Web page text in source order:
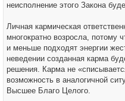
неисполнение этого Закона
Личная кармическая
многократно возросла,
и меньше подходят энергии
неведении созданная карма
решения. Карма не
возможность в аналогичной
Высшее Благо Целого.